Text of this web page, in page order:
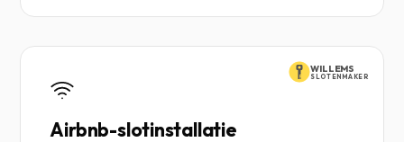
WILLEMS
SLOTENMAKER
Airbnb-slotinstallatie